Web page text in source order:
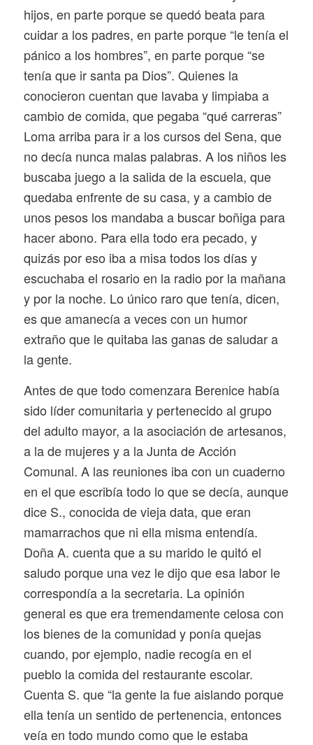
hijos, en parte porque se quedó beata para
cuidar a los padres, en parte porque “le tenía el
pánico a los hombres”, en parte porque “se
tenía que ir santa pa Dios”. Quienes la
conocieron cuentan que lavaba y limpiaba a
cambio de comida, que pegaba “qué carreras”
Loma arriba para ir a los cursos del Sena, que
no decía nunca malas palabras. A los niños les
buscaba juego a la salida de la escuela, que
quedaba enfrente de su casa, y a cambio de
unos pesos los mandaba a buscar boñiga para
hacer abono. Para ella todo era pecado, y
quizás por eso iba a misa todos los días y
escuchaba el rosario en la radio por la mañana
y por la noche. Lo único raro que tenía, dicen,
es que amanecía a veces con un humor
extraño que le quitaba las ganas de saludar a
la gente.
Antes de que todo comenzara Berenice había
sido líder comunitaria y pertenecido al grupo
del adulto mayor, a la asociación de artesanos,
a la de mujeres y a la Junta de Acción
Comunal. A las reuniones iba con un cuaderno
en el que escribía todo lo que se decía, aunque
dice S., conocida de vieja data, que eran
mamarrachos que ni ella misma entendía.
Doña A. cuenta que a su marido le quitó el
saludo porque una vez le dijo que esa labor le
correspondía a la secretaria. La opinión
general es que era tremendamente celosa con
los bienes de la comunidad y ponía quejas
cuando, por ejemplo, nadie recogía en el
pueblo la comida del restaurante escolar.
Cuenta S. que “la gente la fue aislando porque
ella tenía un sentido de pertenencia, entonces
veía en todo mundo como que le estaba